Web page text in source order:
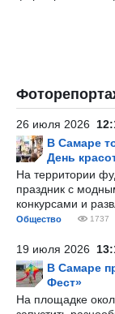
26 июля 2026
В Самаре
День
На территории
праздник с
конкурсами и
Общество 1737
19 июля 2026
В Самаре
Фест»
На площадке